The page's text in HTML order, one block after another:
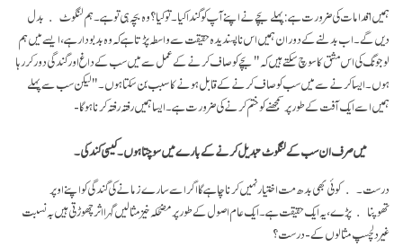
ہمیں اقدامات کی ضرورت ہے: پہلے بچے نے اپنے آپ کو گندا کیا۔ تو کیا؟ وہ بچہ ہی تو ہے۔ ہم لنگوٹ بدل
دیں گے۔ اب بدلنے کے دوران ہمیں اس ناپسندیدہ حقیقت سے واسطہ پڑتا ہے کہ وہ بدبو دار ہے، ایسے میں ہم
لوجونگ کی اس مشق کا سوچ سکتے ہیں کہ "بچے کو صاف کرنے کے عمل سے میں سب کے داغ اور گندگی دور کر رہا
ہوں۔ ایسا کرنے سےمیں سب کو صاف کرنے کے قابل ہونے کا سبب بن سکتا ہوں۔" لیکن سب سے پہلے
ہمیں اسے ایک آفت کے طور پرسمجھنے کو ختم کرنے کی ضرورت ہے۔ ایسا ہمیں رفتہ رفتہ کرنا ہو گا-
میں صرف ان سب کے لنگوٹ تبدیل کرنے کے بارے میں سوچتا ہوں۔ کیسی گندگی۔
درست۔ کوئی بھی بدھ مت اختیار نہیں کرنا چاہے گا اگر اسے سارے زمانے کی گندگی کو اپنے اوپر
تھوپنا پڑے، یہ ایک حقیقت ہے۔ ایک عام اصول کے طور پر مضحکہ خیز مثالیں گہرا اثر چھوڑتی ہیں بہ نسبت
غیر دلچسپ مثالوں کے- درست؟